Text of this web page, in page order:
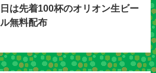
日は先着100杯のオリオン生ビー
ル無料配布